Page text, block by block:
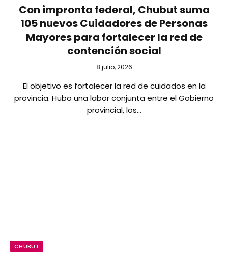
Con impronta federal, Chubut suma
105 nuevos Cuidadores de Personas
Mayores para fortalecer la red de
contención social
8 julio, 2026
El objetivo es fortalecer la red de cuidados en la
provincia. Hubo una labor conjunta entre el Gobierno
provincial, los…
CHUBUT